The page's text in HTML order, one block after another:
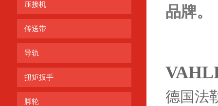
压接机
传送带
导轨
扭矩扳手
脚轮
品牌。
德国法